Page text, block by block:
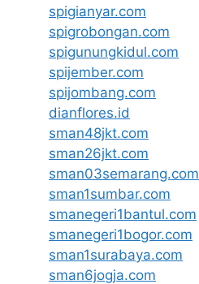
spigianyar.com
spigrobongan.com
spigunungkidul.com
spijember.com
spijombang.com
dianflores.id
sman48jkt.com
sman26jkt.com
sman03semarang.com
sman1sumbar.com
smanegeri1bantul.com
smanegeri1bogor.com
sman1surabaya.com
sman6jogja.com